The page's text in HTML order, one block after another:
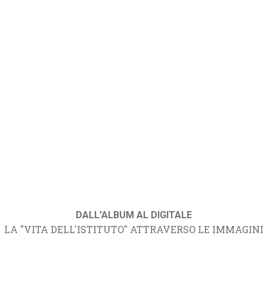
DALL'ALBUM AL DIGITALE
LA "VITA DELL'ISTITUTO" ATTRAVERSO LE IMMAGINI